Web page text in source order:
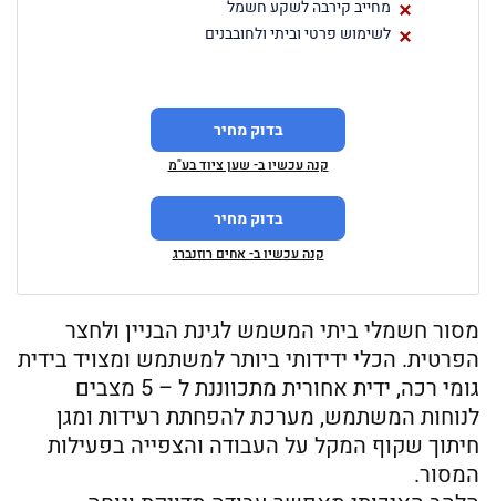
מחייב קירבה לשקע חשמל
לשימוש פרטי וביתי ולחובבנים
בדוק מחיר
קנה עכשיו ב- שען ציוד בע"מ
בדוק מחיר
קנה עכשיו ב- אחים רוזנברג
מסור חשמלי ביתי המשמש לגינת הבניין ולחצר
הפרטית. הכלי ידידותי ביותר למשתמש ומצויד בידית
גומי רכה, ידית אחורית מתכווננת ל – 5 מצבים
לנוחות המשתמש, מערכת להפחתת רעידות ומגן
חיתוך שקוף המקל על העבודה והצפייה בפעילות
המסור.